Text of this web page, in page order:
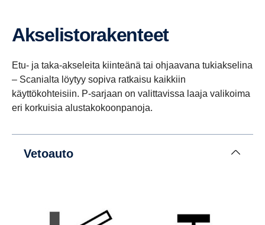
Akselis­to­ra­ken­teet
Etu- ja taka-akseleita kiinteänä tai ohjaavana tukiakselina
– Scanialta löytyy sopiva ratkaisu kaikkiin
käyttökohteisiin. P-sarjaan on valittavissa laaja valikoima
eri korkuisia alustakokoonpanoja.
Vetoauto